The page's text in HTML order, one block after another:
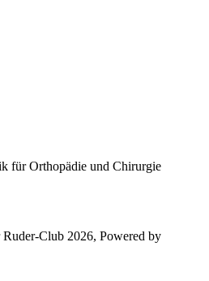
Club 2026, Powered by